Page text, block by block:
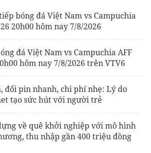
bóng đá Việt Nam vs Campuchia
20h00 hôm nay 7/8/2026
đá Việt Nam vs Campuchia AFF
hôm nay 7/8/2026 trên VTV6
đổi pin nhanh, chi phí nhẹ: Lý do
tạo sức hút với người trẻ
về quê khởi nghiệp với mô hình
thu nhập gần 400 triệu đồng